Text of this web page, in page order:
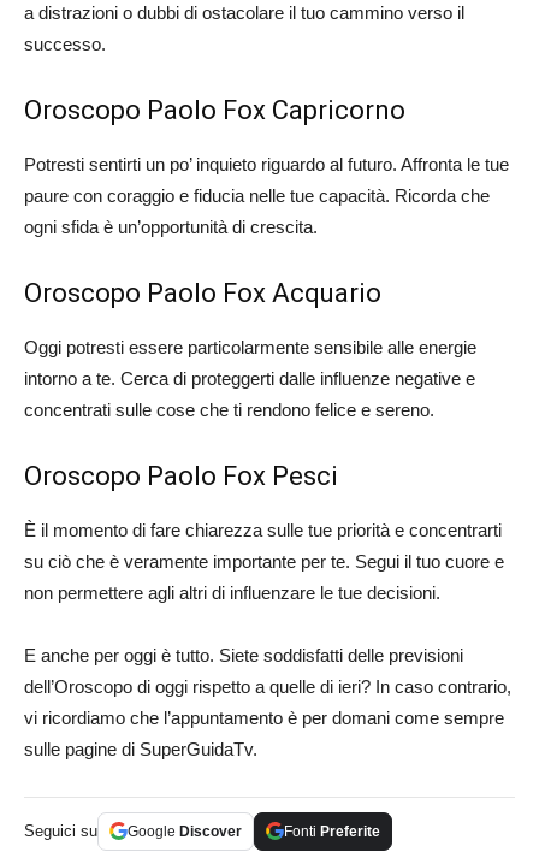
a distrazioni o dubbi di ostacolare il tuo cammino verso il
successo.
Oroscopo Paolo Fox Capricorno
Potresti sentirti un po’ inquieto riguardo al futuro. Affronta le tue
paure con coraggio e fiducia nelle tue capacità. Ricorda che
ogni sfida è un’opportunità di crescita.
Oroscopo Paolo Fox Acquario
Oggi potresti essere particolarmente sensibile alle energie
intorno a te. Cerca di proteggerti dalle influenze negative e
concentrati sulle cose che ti rendono felice e sereno.
Oroscopo Paolo Fox Pesci
È il momento di fare chiarezza sulle tue priorità e concentrarti
su ciò che è veramente importante per te. Segui il tuo cuore e
non permettere agli altri di influenzare le tue decisioni.
E anche per oggi è tutto. Siete soddisfatti delle previsioni
dell’Oroscopo di oggi rispetto a quelle di ieri? In caso contrario,
vi ricordiamo che l’appuntamento è per domani come sempre
sulle pagine di SuperGuidaTv.
Seguici su Google Discover Fonti Preferite